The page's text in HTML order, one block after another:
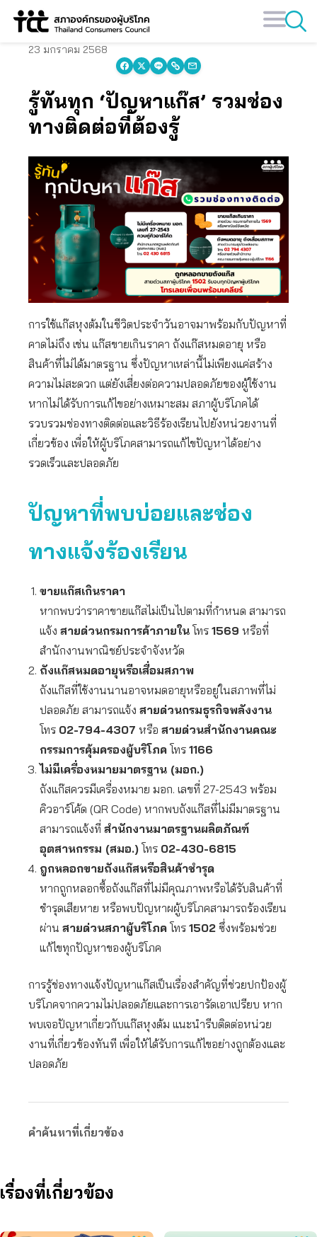
Skip
23 มกราคม 2568
รู้ทันทุก ‘ปัญหาแก๊ส’ รวมช่อง
ทางติดต่อที่ต้องรู้
การใช้แก๊สหุงต้มในชีวิตประจำวันอาจมาพร้อมกับปัญหาที่
คาดไม่ถึง เช่น แก๊สขายเกินราคา ถังแก๊สหมดอายุ หรือ
สินค้าที่ไม่ได้มาตรฐาน ซึ่งปัญหาเหล่านี้ไม่เพียงแค่สร้าง
ความไม่สะดวก แต่ยังเสี่ยงต่อความปลอดภัยของผู้ใช้งาน
หากไม่ได้รับการแก้ไขอย่างเหมาะสม สภาผู้บริโภคได้
รวบรวมช่องทางติดต่อและวิธีร้องเรียนไปยังหน่วยงานที่
เกี่ยวข้อง เพื่อให้ผู้บริโภคสามารถแก้ไขปัญหาได้อย่าง
รวดเร็วและปลอดภัย
ปัญหาที่พบบ่อยและช่อง
ทางแจ้งร้องเรียน
ขายแก๊สเกินราคา
หากพบว่าราคาขายแก๊สไม่เป็นไปตามที่กำหนด สามารถ
แจ้ง สายด่วนกรมการค้าภายใน โทร 1569 หรือที่
สำนักงานพาณิชย์ประจำจังหวัด
ถังแก๊สหมดอายุหรือเสื่อมสภาพ
ถังแก๊สที่ใช้งานนานอาจหมดอายุหรืออยู่ในสภาพที่ไม่
ปลอดภัย สามารถแจ้ง สายด่วนกรมธุรกิจพลังงาน
โทร 02-794-4307 หรือ สายด่วนสำนักงานคณะ
กรรมการคุ้มครองผู้บริโภค โทร 1166
ไม่มีเครื่องหมายมาตรฐาน (มอก.)
ถังแก๊สควรมีเครื่องหมาย มอก. เลขที่ 27-2543 พร้อม
คิวอาร์โค้ด (QR Code) หากพบถังแก๊สที่ไม่มีมาตรฐาน
สามารถแจ้งที่ สำนักงานมาตรฐานผลิตภัณฑ์
อุตสาหกรรม (สมอ.) โทร 02-430-6815
ถูกหลอกขายถังแก๊สหรือสินค้าชำรุด
หากถูกหลอกซื้อถังแก๊สที่ไม่มีคุณภาพหรือได้รับสินค้าที่
ชำรุดเสียหาย หรือพบปัญหาผผู้บริโภคสามารถร้องเรียน
ผ่าน สายด่วนสภาผู้บริโภค โทร 1502 ซึ่งพร้อมช่วย
แก้ไขทุกปัญหาของผู้บริโภค
การรู้ช่องทางแจ้งปัญหาแก๊สเป็นเรื่องสำคัญที่ช่วยปกป้องผู้
บริโภคจากความไม่ปลอดภัยและการเอารัดเอาเปรียบ หาก
พบเจอปัญหาเกี่ยวกับแก๊สหุงต้ม แนะนำรีบติดต่อหน่วย
งานที่เกี่ยวข้องทันที เพื่อให้ได้รับการแก้ไขอย่างถูกต้องและ
ปลอดภัย
คำค้นหาที่เกี่ยวข้อง
เรื่องที่เกี่ยวข้อง